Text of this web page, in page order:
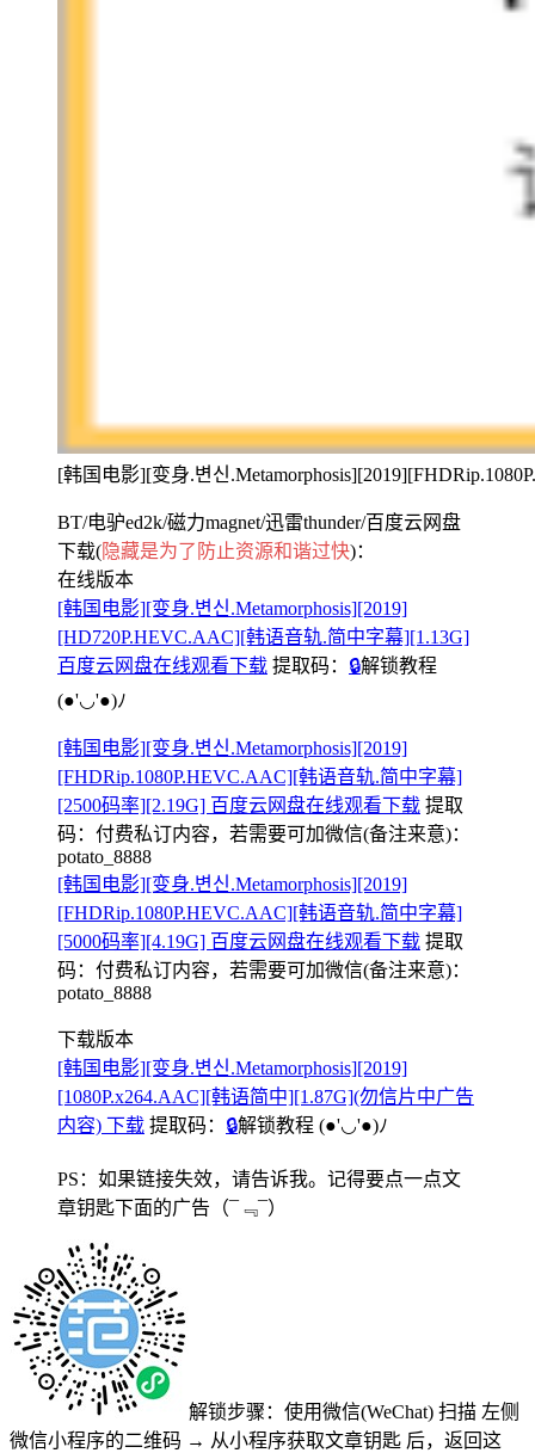
[韩国电影][变身.변신
BT/电驴ed2k/磁力magnet/迅雷thunder/百度云网盘
下载(隐藏是为了防止资源和谐过快)：
在线版本
[韩国电影][变身.변신.Metamorphosis][2019]
[HD720P.HEVC.AAC][韩语音轨.简中字幕][1.13G]
百度云网盘在线观看下载 提取码： 🔒解锁教程
(●'◡'●)ﾉ
[韩国电影][变身.변신.Metamorphosis][2019]
[FHDRip.1080P.HEVC.AAC][韩语音轨.简中字幕]
[2500码率][2.19G] 百度云网盘在线观看下载 提取
码： 付费私订内容，若需要可加微信(备注来意)：
potato_8888
[韩国电影][变身.변신.Metamorphosis][2019]
[FHDRip.1080P.HEVC.AAC][韩语音轨.简中字幕]
[5000码率][4.19G] 百度云网盘在线观看下载 提取
码： 付费私订内容，若需要可加微信(备注来意)：
potato_8888
下载版本
[韩国电影][变身.변신.Metamorphosis][2019]
[1080P.x264.AAC][韩语简中][1.87G](勿信片中广告
内容) 下载 提取码： 🔒解锁教程 (●'◡'●)ﾉ
PS：如果链接失效，请告诉我。记得要点一点文
章钥匙下面的广告 （¯﹃¯）
解锁步骤：使用微信(WeChat) 扫描 左侧
微信小程序的二维码 → 从小程序获取文章钥匙 后，返回这